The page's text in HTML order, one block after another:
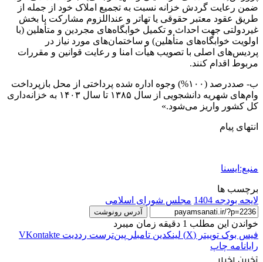
ضمن رعایت گردش خزانه نسبت به تجمیع املاک خود از جمله از
طریق عقود معتبر حقوقی یا تهاتر و عنداللزوم مشارکت با بخش
غیردولتی جهت احداث و تکمیل خوابگاه‌های مجردین و متأهلین (با
اولویت خوابگاه‌های متأهلین) و ساختمان‌های مورد نیاز در
پردیس‌های اصلی با تصویب هیأت امنا و رعایت قوانین و مقررات
مربوط اقدام کنند.
ب- صددرصد (۱۰۰%) وجوه اداره‌ شده پرداختی از محل بازپرداخت
وام‌های شهریه دانشجویی از سال ۱۳۸۵ تا سال ۱۴۰۳ به خزانه‌داری
کل‌ کشور واریز می‌شود.»
انتهای پیام
منبع:ایسنا
برچسب ها
لایحه بودجه 1404
مجلس شورای اسلامی
آدرس رونوشت
خواندن این مطلب 1 دقیقه زمان میبرد
فیس بوک توییتر (X) لینکدین ‫تامبلر ‫پین‌ترست ‫رددیت ‫VKontakte
رایانامه چاپ